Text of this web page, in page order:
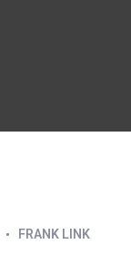
FRANK LINK